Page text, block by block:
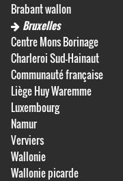
Brabant wallon
Bruxelles
Centre Mons Borinage
Charleroi Sud-Hainaut
Communauté française
Liège Huy Waremme
Luxembourg
Namur
Verviers
Wallonie
Wallonie picarde